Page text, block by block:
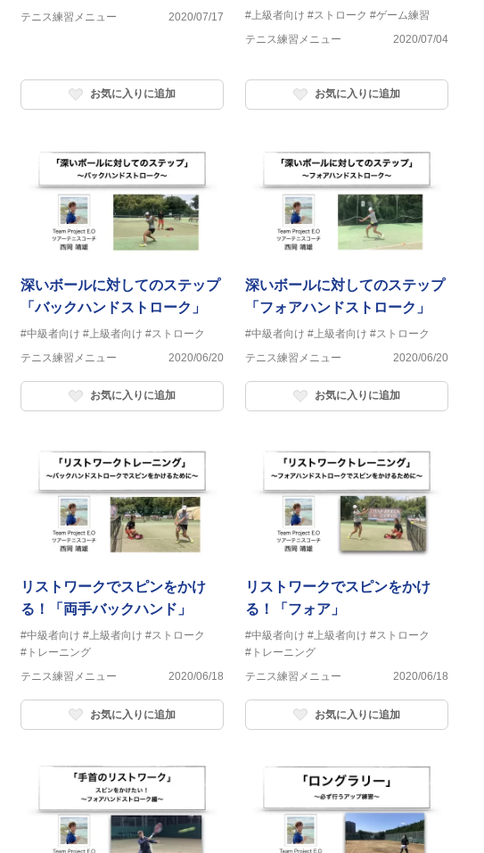
テニス練習メニュー
2020/07/17
お気に入りに追加
ト）
#上級者向け #ストローク #ゲーム練習
テニス練習メニュー
2020/07/04
お気に入りに追加
深いボールに対してのステップ
「バックハンドストローク」
#中級者向け #上級者向け #ストローク
テニス練習メニュー
2020/06/20
お気に入りに追加
深いボールに対してのステップ
「フォアハンドストローク」
#中級者向け #上級者向け #ストローク
テニス練習メニュー
2020/06/20
お気に入りに追加
リストワークでスピンをかけ
る！「両手バックハンド」
#中級者向け #上級者向け #ストローク
#トレーニング
テニス練習メニュー
2020/06/18
お気に入りに追加
リストワークでスピンをかけ
る！「フォア」
#中級者向け #上級者向け #ストローク
#トレーニング
テニス練習メニュー
2020/06/18
お気に入りに追加